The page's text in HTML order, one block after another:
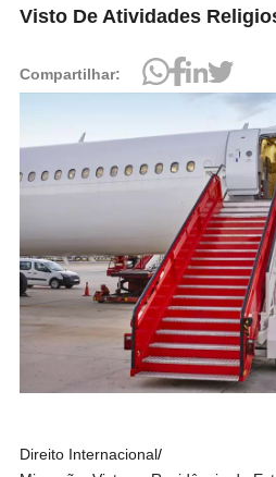
Visto De Atividades
Compartilhar:
Direito Internacional/